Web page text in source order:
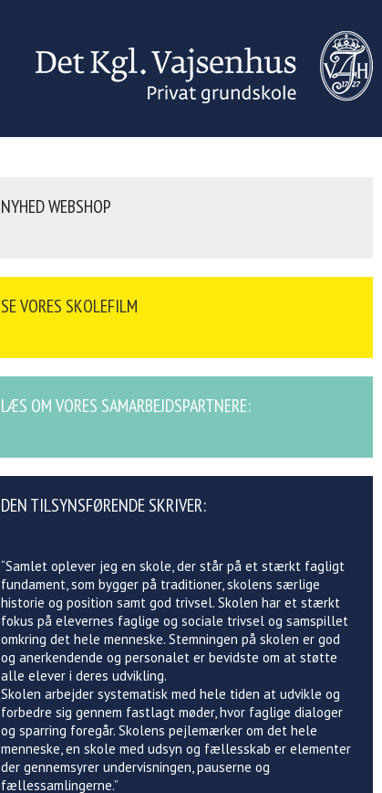
NYHED WEBSHOP
SE VORES SKOLEFILM
LÆS OM VORES SAMARBEJDSPARTNERE:
DEN TILSYNSFØRENDE SKRIVER:
“Samlet oplever jeg en skole, der står på et stærkt fagligt
fundament, som bygger på traditioner, skolens særlige
historie og position samt god trivsel. Skolen har et stærkt
fokus på elevernes faglige og sociale trivsel og samspillet
omkring det hele menneske. Stemningen på skolen er god
og anerkendende og personalet er bevidste om at støtte
alle elever i deres udvikling.
Skolen arbejder systematisk med hele tiden at udvikle og
forbedre sig gennem fastlagt møder, hvor faglige dialoger
og sparring foregår. Skolens pejlemærker om det hele
menneske, en skole med udsyn og fællesskab er elementer
der gennemsyrer undervisningen, pauserne og
fællessamlingerne.”